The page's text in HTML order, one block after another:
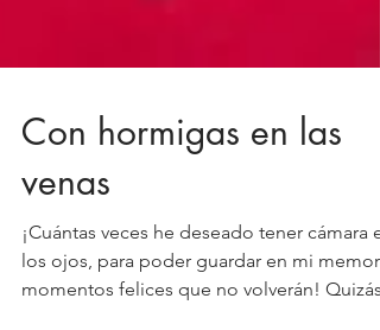
Con hormigas en las
venas